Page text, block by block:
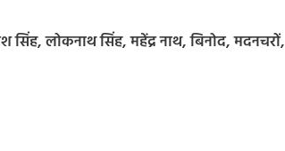
सिंह, लोकनाथ सिंह, महेंद्र नाथ, बिनोद, मदनचरों,